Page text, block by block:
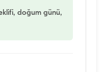
doğum günü,